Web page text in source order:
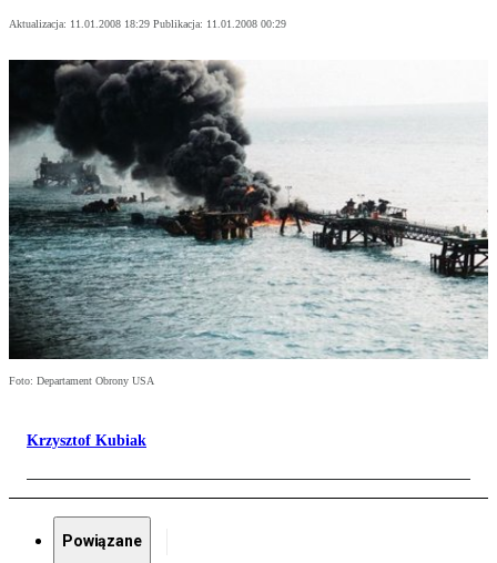
Aktualizacja: 11.01.2008 18:29 Publikacja: 11.01.2008 00:29
Foto: Departament Obrony USA
Krzysztof Kubiak
Powiązane